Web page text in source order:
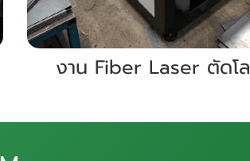
งาน Fiber Laser ตัดโ